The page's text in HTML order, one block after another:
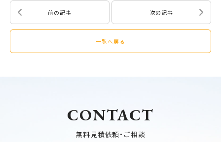
前の記事 次の記事
一覧へ戻る
CONTACT
無料見積依頼・ご相談